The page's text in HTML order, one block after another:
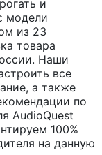
и
модели
из 23
товара
Наши
все
а также
по
AudioQuest
100%
на данную